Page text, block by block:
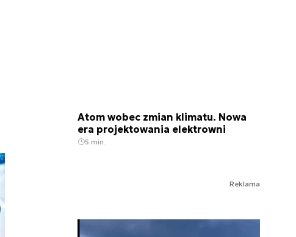
Atom wobec zmian klimatu. Nowa
era projektowania elektrowni
5 min.
Reklama